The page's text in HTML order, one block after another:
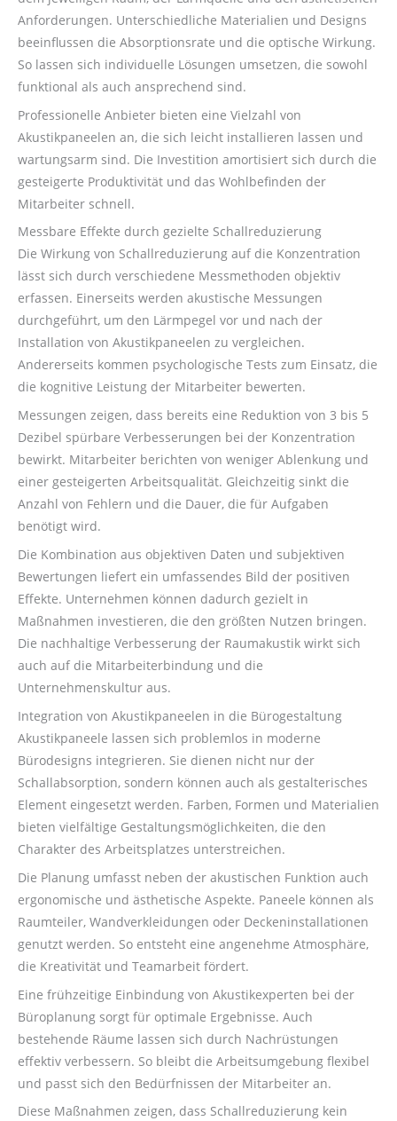
Anforderungen. Unterschiedliche Materialien und Designs
beeinflussen die Absorptionsrate und die optische Wirkung.
So lassen sich individuelle Lösungen umsetzen, die sowohl
funktional als auch ansprechend sind.
Professionelle Anbieter bieten eine Vielzahl von
Akustikpaneelen an, die sich leicht installieren lassen und
wartungsarm sind. Die Investition amortisiert sich durch die
gesteigerte Produktivität und das Wohlbefinden der
Mitarbeiter schnell.
Messbare Effekte durch gezielte Schallreduzierung
Die Wirkung von Schallreduzierung auf die Konzentration
lässt sich durch verschiedene Messmethoden objektiv
erfassen. Einerseits werden akustische Messungen
durchgeführt, um den Lärmpegel vor und nach der
Installation von Akustikpaneelen zu vergleichen.
Andererseits kommen psychologische Tests zum Einsatz, die
die kognitive Leistung der Mitarbeiter bewerten.
Messungen zeigen, dass bereits eine Reduktion von 3 bis 5
Dezibel spürbare Verbesserungen bei der Konzentration
bewirkt. Mitarbeiter berichten von weniger Ablenkung und
einer gesteigerten Arbeitsqualität. Gleichzeitig sinkt die
Anzahl von Fehlern und die Dauer, die für Aufgaben
benötigt wird.
Die Kombination aus objektiven Daten und subjektiven
Bewertungen liefert ein umfassendes Bild der positiven
Effekte. Unternehmen können dadurch gezielt in
Maßnahmen investieren, die den größten Nutzen bringen.
Die nachhaltige Verbesserung der Raumakustik wirkt sich
auch auf die Mitarbeiterbindung und die
Unternehmenskultur aus.
Integration von Akustikpaneelen in die Bürogestaltung
Akustikpaneele lassen sich problemlos in moderne
Bürodesigns integrieren. Sie dienen nicht nur der
Schallabsorption, sondern können auch als gestalterisches
Element eingesetzt werden. Farben, Formen und Materialien
bieten vielfältige Gestaltungsmöglichkeiten, die den
Charakter des Arbeitsplatzes unterstreichen.
Die Planung umfasst neben der akustischen Funktion auch
ergonomische und ästhetische Aspekte. Paneele können als
Raumteiler, Wandverkleidungen oder Deckeninstallationen
genutzt werden. So entsteht eine angenehme Atmosphäre,
die Kreativität und Teamarbeit fördert.
Eine frühzeitige Einbindung von Akustikexperten bei der
Büroplanung sorgt für optimale Ergebnisse. Auch
bestehende Räume lassen sich durch Nachrüstungen
effektiv verbessern. So bleibt die Arbeitsumgebung flexibel
und passt sich den Bedürfnissen der Mitarbeiter an.
Diese Maßnahmen zeigen, dass Schallreduzierung kein